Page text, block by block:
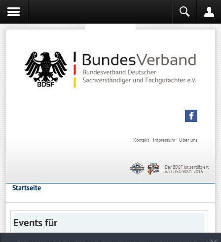
Über uns
Impressum
Kontakt
Der BDSF ist zertifiziert
nach ISO 9001:2015
Startseite
Events für